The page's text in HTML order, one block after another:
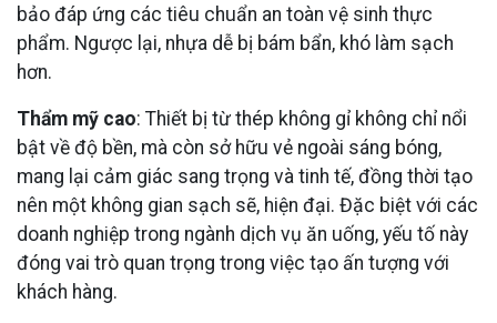
bảo đáp ứng các tiêu chuẩn an toàn vệ sinh thực
phẩm. Ngược lại, nhựa dễ bị bám bẩn, khó làm sạch
hơn.
Thẩm mỹ cao: Thiết bị từ thép không gỉ không chỉ nổi
bật về độ bền, mà còn sở hữu vẻ ngoài sáng bóng,
mang lại cảm giác sang trọng và tinh tế, đồng thời tạo
nên một không gian sạch sẽ, hiện đại. Đặc biệt với các
doanh nghiệp trong ngành dịch vụ ăn uống, yếu tố này
đóng vai trò quan trọng trong việc tạo ấn tượng với
khách hàng.